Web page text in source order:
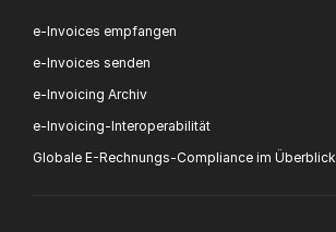
e-Invoices empfangen
e-Invoices senden
e-Invoicing Archiv
e-Invoicing-Interoperabilität
Globale E-Rechnungs-Compliance im Überblick